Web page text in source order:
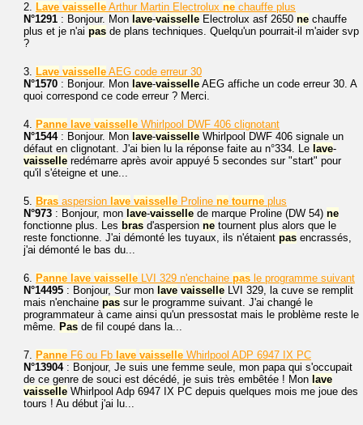
2. Lave vaisselle Arthur Martin Electrolux ne chauffe plus
N°1291 : Bonjour. Mon lave-vaisselle Electrolux asf 2650 ne chauffe
plus et je n'ai pas de plans techniques. Quelqu'un pourrait-il m'aider svp
?
3. Lave vaisselle AEG code erreur 30
N°1570 : Bonjour. Mon lave-vaisselle AEG affiche un code erreur 30. A
quoi correspond ce code erreur ? Merci.
4. Panne lave vaisselle Whirlpool DWF 406 clignotant
N°1544: Bonjour. Mon lave-vaisselle Whirlpool DWF 406 signale un
défaut en clignotant. J'ai bien lu la réponse faite au n°334. Le lave-
vaisselle redémarre après avoir appuyé 5 secondes sur "start" pour
qu'il s'éteigne et une...
5. Bras aspersion lave vaisselle Proline ne tourne plus
N°973 : Bonjour, mon lave-vaisselle de marque Proline (DW 54) ne
fonctionne plus. Les bras d'aspersion ne tournent plus alors que le
reste fonctionne. J'ai démonté les tuyaux, ils n'étaient pas encrassés,
j'ai démonté le bas du...
6. Panne lave vaisselle LVI 329 n'enchaine pas le programme suivant
N°14495 : Bonjour, Sur mon lave vaisselle LVI 329, la cuve se remplit
mais n'enchaine pas sur le programme suivant. J'ai changé le
programmateur à came ainsi qu'un pressostat mais le problème reste le
même. Pas de fil coupé dans la...
7. Panne F6 ou Fb lave vaisselle Whirlpool ADP 6947 IX PC
N°13904: Bonjour, Je suis une femme seule, mon papa qui s'occupait
de ce genre de souci est décédé, je suis très embêtée ! Mon lave
vaisselle Whirlpool Adp 6947 IX PC depuis quelques mois me joue des
tours ! Au début j'ai lu...